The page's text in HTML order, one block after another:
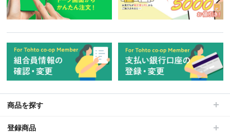
商品を探す
登録商品